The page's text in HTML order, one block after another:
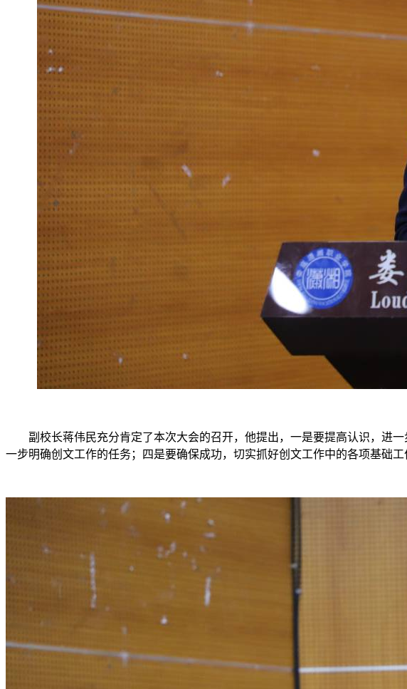
副校长蒋伟民充分肯定了本次大会的召开，他提出，一是要提高认识，进
一步明确创文工作的任务；四是要确保成功，切实抓好创文工作中的各项基础工